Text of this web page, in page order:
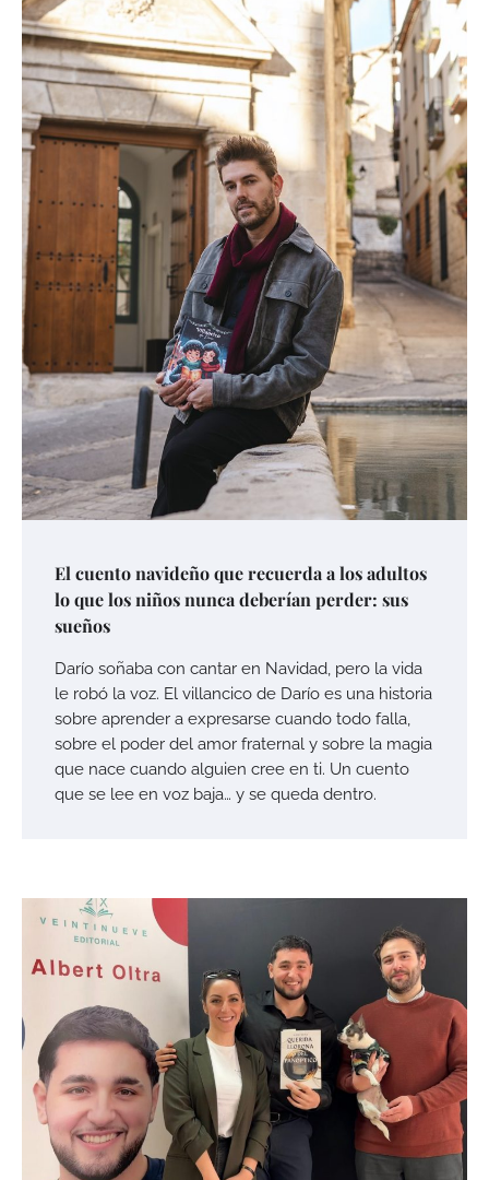
El cuento navideño que recuerda a los adultos
lo que los niños nunca deberían perder: sus
sueños
Darío soñaba con cantar en Navidad, pero la vida
le robó la voz. El villancico de Darío es una historia
sobre aprender a expresarse cuando todo falla,
sobre el poder del amor fraternal y sobre la magia
que nace cuando alguien cree en ti. Un cuento
que se lee en voz baja… y se queda dentro.